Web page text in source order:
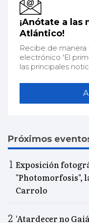
¡Anótate a
Atlántico!
Recibe de manera
electrónico 'El
las principales
Próximos
Exposición
"Photomorfosis",
Carrolo
‘Atardecer no